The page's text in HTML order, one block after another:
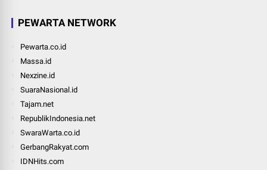
PEWARTA NETWORK
Pewarta.co.id
Massa.id
Nexzine.id
SuaraNasional.id
Tajam.net
RepublikIndonesia.net
SwaraWarta.co.id
GerbangRakyat.com
IDNHits.com